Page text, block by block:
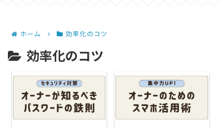
ホーム 効率化のコツ
効率化のコツ